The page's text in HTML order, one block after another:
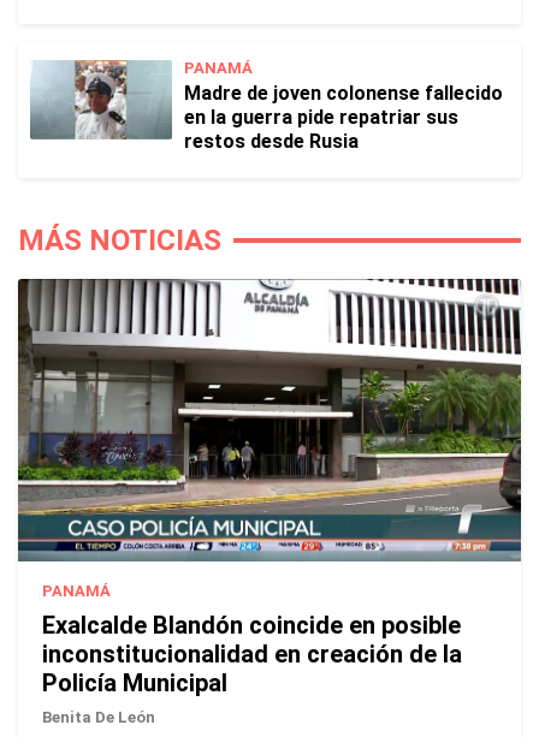
PANAMÁ
Madre de joven colonense fallecido
en la guerra pide repatriar sus
restos desde Rusia
MÁS NOTICIAS
PANAMÁ
Exalcalde Blandón coincide en posible
inconstitucionalidad en creación de la
Policía Municipal
Benita De León